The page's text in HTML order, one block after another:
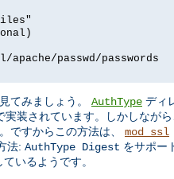
passwd/passwords
てみましょう。 AuthType ディ
実装されています。しかしなが
ですからこの方法は、 mod_ssl
法: AuthType Digest をサポー
いるようです。